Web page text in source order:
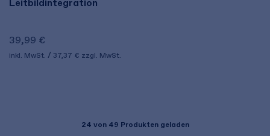
Leitbildintegration
39,99 €
inkl. MwSt. 37,37 € zzgl. MwSt.
24 von 49 Produkten geladen